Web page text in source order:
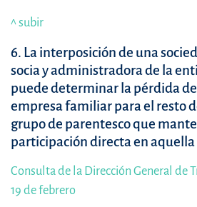
^ subir
6. La interposición de una
socia y administradora de la
puede determinar la pérdida
empresa familiar para el resto
grupo de parentesco que
participación directa en aquella
Consulta de la Dirección General de
19 de febrero